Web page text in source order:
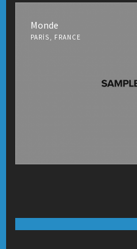
Monde
PARIS, FRANCE